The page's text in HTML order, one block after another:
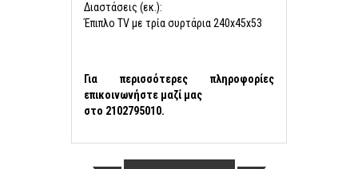
Διαστάσεις (εκ.):
Έπιπλο TV με τρία συρτάρια 240x45x53
Για περισσότερες πληροφορίες
επικοινωνήστε μαζί μας
στο 2102795010.